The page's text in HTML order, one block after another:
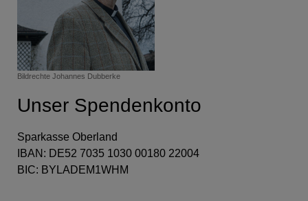
Bildrechte Johannes Dubberke
Unser Spendenkonto
Sparkasse Oberland
IBAN: DE52 7035 1030 00180 22004
BIC: BYLADEM1WHM